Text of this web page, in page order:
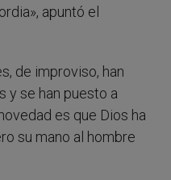
apuntó el
de improviso, han
y se han puesto a
es que Dios ha
su mano al hombre